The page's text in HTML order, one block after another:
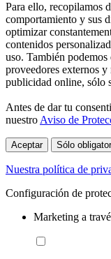
Para ello, recopilamos
comportamiento y sus
optimizar
contenidos
uso. También
proveedores externos y
publicidad online, sólo
Antes de dar tu
nuestroAviso de
Aceptar Sólo
Nuestra política de
Configuración de
Marketing a